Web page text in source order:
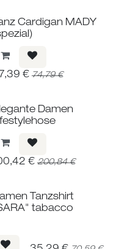
Cardigan MADY
€ 74,79€
Damen
€ 200,84€
Tanzshirt
tabacco